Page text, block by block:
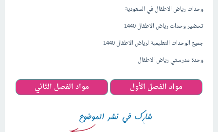
وحدات رياض الاطفال في السعودية
تحضير وحدات رياض الاطفال 1440
جميع الوحدات التعليمية لرياض الاطفال 1440
وحدة مدرستي رياض الاطفال
مواد الفصل الأول مواد الفصل الثاني